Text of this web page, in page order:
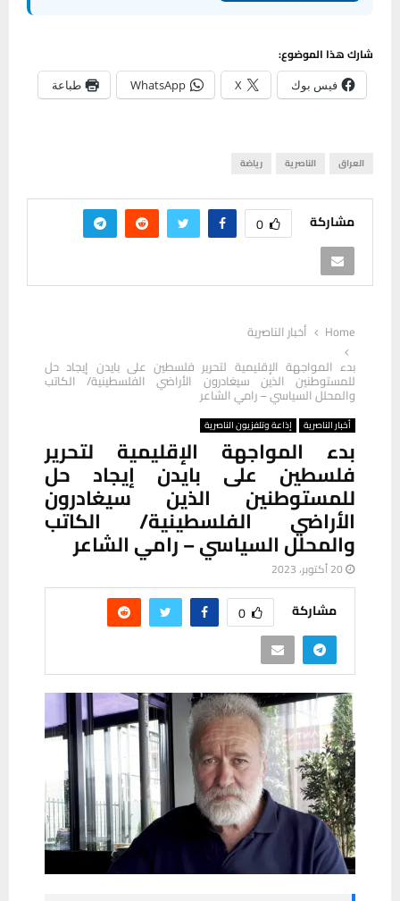
شارك هذا الموضوع:
فيس بوك X
WhatsApp طباعة
العراق الناصرية رياضة
مشاركة 0
Home
أخبار الناصرية
بدء المواجهة الإقليمية لتحرير فلسطين على بايدن إيجاد حل
للمستوطنين الذين سيغادرون الأراضي الفلسطينية/ الكاتب
والمحلل السياسي – رامي الشاعر
أخبار الناصرية إذاعة وتلفزيون الناصرية
بدء المواجهة الإقليمية لتحرير
فلسطين على بايدن إيجاد حل
للمستوطنين الذين سيغادرون
الأراضي الفلسطينية/ الكاتب
والمحلل السياسي – رامي الشاعر
20 أكتوبر، 2023
مشاركة 0